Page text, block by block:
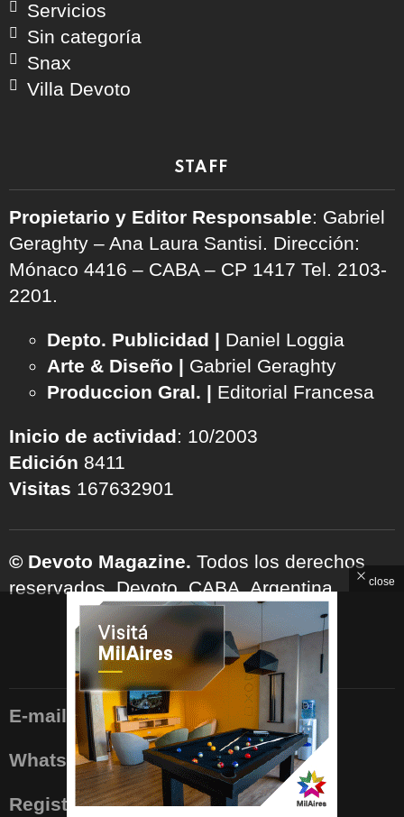
Servicios
Sin categoría
Snax
Villa Devoto
STAFF
Propietario y Editor Responsable: Gabriel
Geraghty – Ana Laura Santisi. Dirección:
Mónaco 4416 – CABA – CP 1417 Tel. 2103-
2201.
Depto. Publicidad | Daniel Loggia
Arte & Diseño | Gabriel Geraghty
Produccion Gral. | Editorial Francesa
Inicio de actividad: 10/2003
Edición 8411
Visitas 167632901
© Devoto Magazine. Todos los derechos
reservados. Devoto, CABA, Argentina.
RECEPTORÍA DE AVISOS
E-mail : devotomagazine@gmail.com
WhatsApp: 11.5006.9840
Registro Nacional de la Propiedad
close